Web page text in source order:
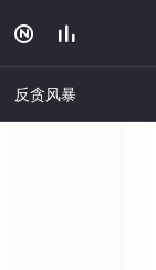
 
反贪风暴